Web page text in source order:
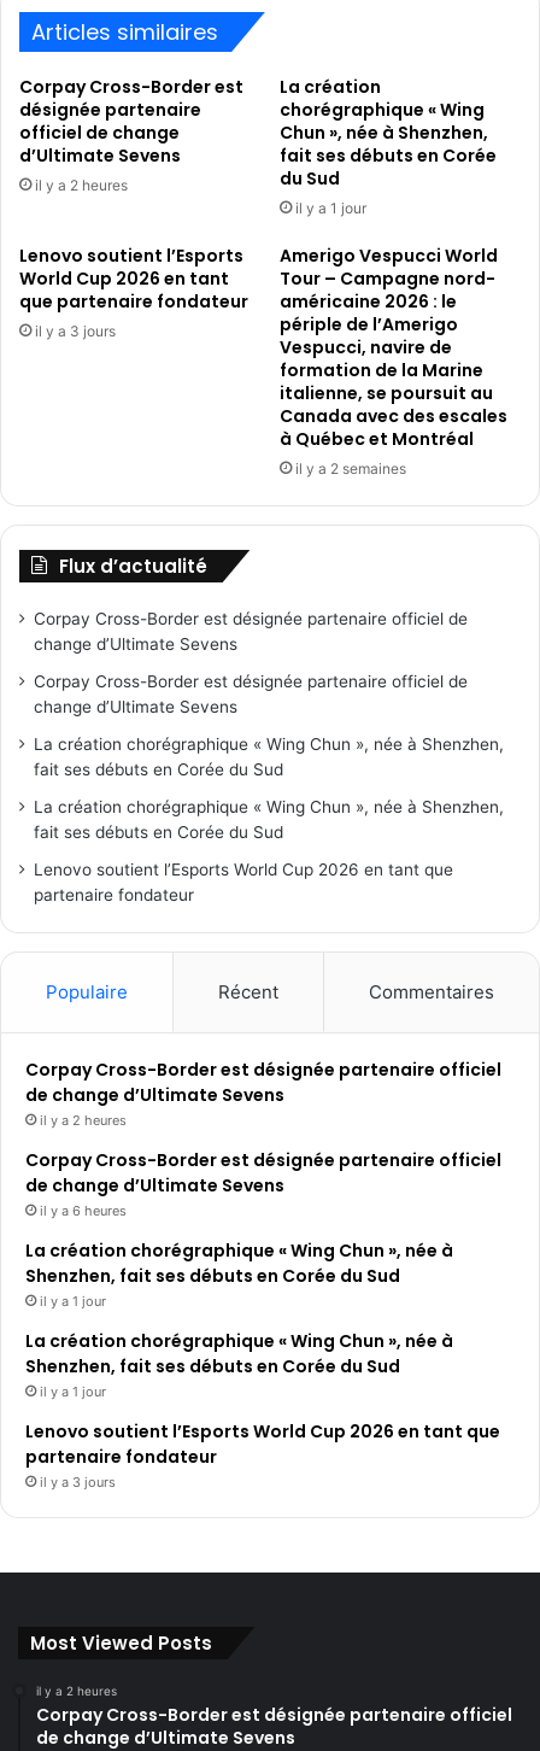
domicile
Articles similaires
Corpay Cross-Border est
désignée partenaire
officiel de change
d’Ultimate Sevens
il y a 2 heures
La création
chorégraphique « Wing
Chun », née à Shenzhen,
fait ses débuts en Corée
du Sud
il y a 1 jour
Lenovo soutient l’Esports
World Cup 2026 en tant
que partenaire fondateur
il y a 3 jours
Amerigo Vespucci World
Tour – Campagne nord-
américaine 2026 : le
périple de l’Amerigo
Vespucci, navire de
formation de la Marine
italienne, se poursuit au
Canada avec des escales
à Québec et Montréal
il y a 2 semaines
Flux d’actualité
Corpay Cross-Border est désignée partenaire officiel de
change d’Ultimate Sevens
Corpay Cross-Border est désignée partenaire officiel de
change d’Ultimate Sevens
La création chorégraphique « Wing Chun », née à Shenzhen,
fait ses débuts en Corée du Sud
La création chorégraphique « Wing Chun », née à Shenzhen,
fait ses débuts en Corée du Sud
Lenovo soutient l’Esports World Cup 2026 en tant que
partenaire fondateur
Populaire Récent Commentaires
Corpay Cross-Border est désignée partenaire officiel
de change d’Ultimate Sevens
il y a 2 heures
Corpay Cross-Border est désignée partenaire officiel
de change d’Ultimate Sevens
il y a 6 heures
La création chorégraphique « Wing Chun », née à
Shenzhen, fait ses débuts en Corée du Sud
il y a 1 jour
La création chorégraphique « Wing Chun », née à
Shenzhen, fait ses débuts en Corée du Sud
il y a 1 jour
Lenovo soutient l’Esports World Cup 2026 en tant que
partenaire fondateur
il y a 3 jours
Most Viewed Posts
il y a 2 heures
Corpay Cross-Border est désignée partenaire officiel
de change d’Ultimate Sevens